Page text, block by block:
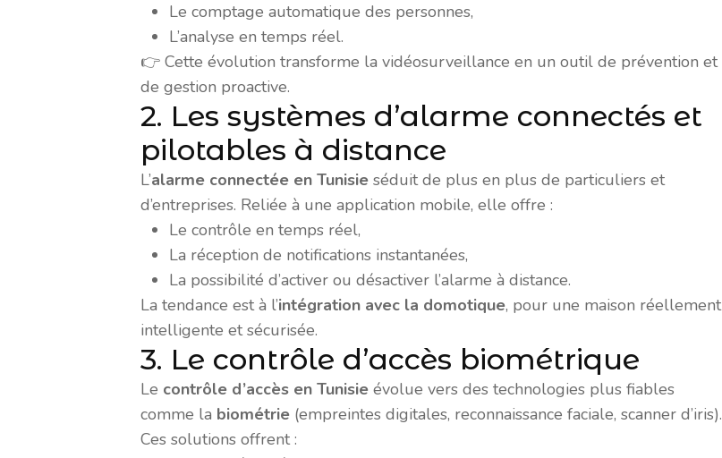
Le comptage automatique des personnes,
L’analyse en temps réel.
👉 Cette évolution transforme la vidéosurveillance en un outil de prévention et
de gestion proactive.
2. Les systèmes d’alarme connectés et
pilotables à distance
L’alarme connectée en Tunisie séduit de plus en plus de particuliers et
d’entreprises. Reliée à une application mobile, elle offre :
Le contrôle en temps réel,
La réception de notifications instantanées,
La possibilité d’activer ou désactiver l’alarme à distance.
La tendance est à l’intégration avec la domotique, pour une maison réellement
intelligente et sécurisée.
3. Le contrôle d’accès biométrique
Le contrôle d’accès en Tunisie évolue vers des technologies plus fiables
comme la biométrie (empreintes digitales, reconnaissance faciale, scanner d’iris).
Ces solutions offrent :